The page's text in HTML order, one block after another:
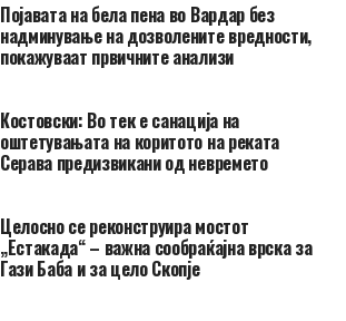
Појавата на бела пена во Вардар без
надминување на дозволените вредности,
покажуваат првичните анализи
Костовски: Во тек е санација на
оштетувањата на коритото на реката
Серава предизвикани од невремето
Целосно се реконструира мостот
„Естакада“ – важна сообраќајна врска за
Гази Баба и за цело Скопје